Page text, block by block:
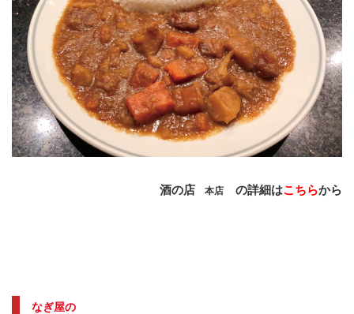
酒の店 本店 の詳細はこちらから
なぎ屋の